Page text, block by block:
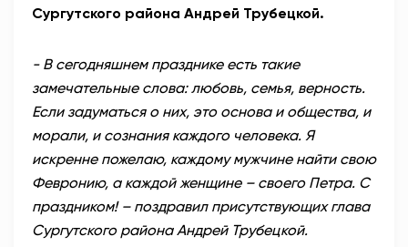
Сургутского района Андрей Трубецкой.
- В сегодняшнем празднике есть такие
замечательные слова: любовь, семья, верность.
Если задуматься о них, это основа и общества, и
морали, и сознания каждого человека. Я
искренне пожелаю, каждому мужчине найти свою
Февронию, а каждой женщине – своего Петра. С
праздником! – поздравил присутствующих глава
Сургутского района Андрей Трубецкой.